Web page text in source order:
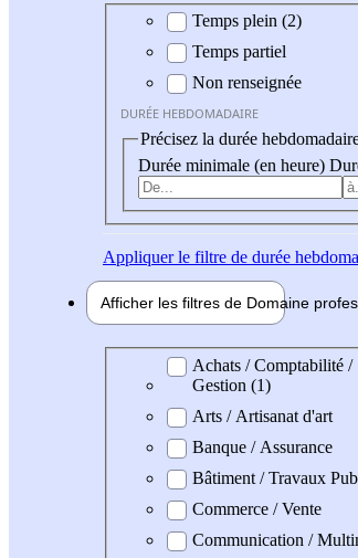
Durée hebdomadaire
Temps plein (2)
Temps partiel
Non renseignée
DURÉE HEBDOMADAIRE
Précisez la durée
Durée minimale (en heure)
Appliquerle filtre de durée
Afficher les filtres de Domaine pro
Domaine professionel
Achats / Comptabilité /
Gestion (1)
Arts / Artisanat d'art
Banque / Assurance
Bâtiment / Travaux
Commerce / Vente
Communication /